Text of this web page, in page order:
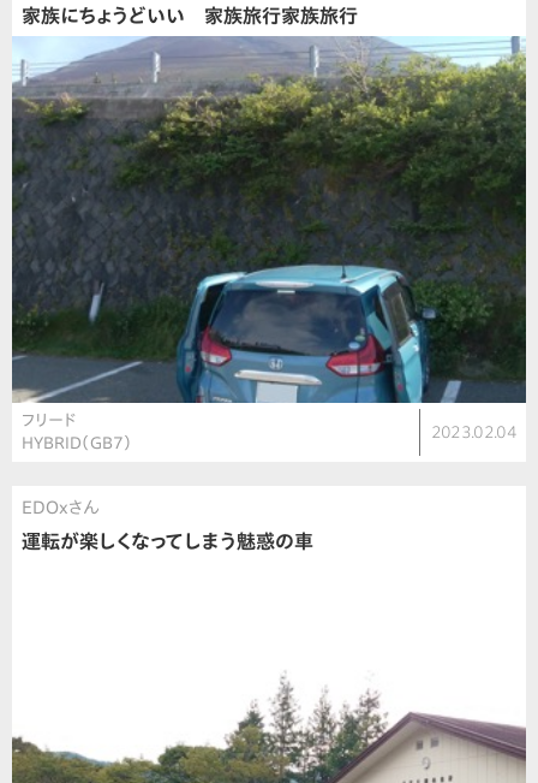
家族にちょうどいい 家族旅行家族旅行
フリード
HYBRID（GB7）
2023.02.04
EDOxさん
運転が楽しくなってしまう魅惑の車